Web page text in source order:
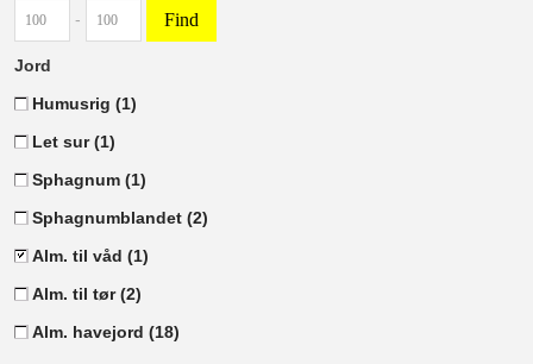
- Find
Jord
Humusrig (1)
Let sur(1)
Sphagnum (1)
Sphagnumblandet (2)
Alm. til våd (1)
Alm. til tør(2)
Alm. havejord (18)